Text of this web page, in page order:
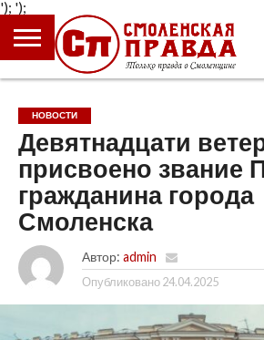
');
ГЛАВНАЯ
НОВОСТИ
ПРОИСШЕСТВИЯ
ПОЛИТИКА
КУЛЬТУРА
ЭКОНОМИКА
ОБЩЕСТВО
БЛОГИ
НОВОСТИ
Девятнадцати
присвоено звание
гражданина города
Смоленска
Автор: admin
Опубликовано 24.04.2025
');